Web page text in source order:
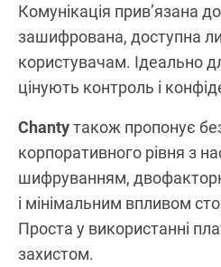
Комунікація прив’язана
зашифрована, доступна
користувачам. Ідеально
цінують контроль і
Chantyтакож пропонує
корпоративного рівня з
шифруванням,
і мінімальним впливом
Проста у використанні
захистом.